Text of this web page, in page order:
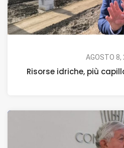
AGOSTO 8,
Risorse idriche, più